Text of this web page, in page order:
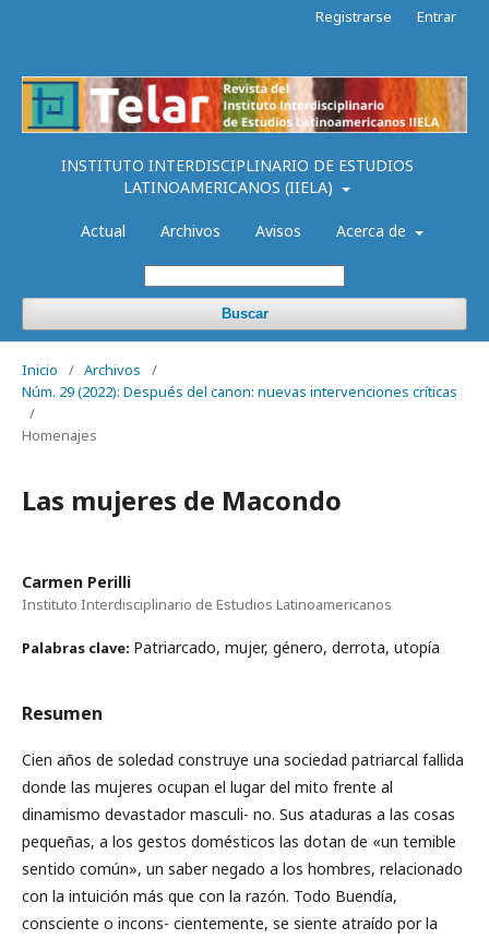
INSTITUTO INTERDISCIPLINARIO DE ESTUDIOS
LATINOAMERICANOS (IIELA)
Actual Archivos Avisos Acerca de
Buscar
Registrarse Entrar
Inicio / Archivos
/
Núm. 29 (2022): Después del canon: nuevas intervenciones críticas
/
Homenajes
Las mujeres de Macondo
Carmen Perilli
Instituto Interdisciplinario de Estudios Latinoamericanos
Palabras clave: Patriarcado, mujer, género, derrota, utopía
Resumen
Cien años de soledad construye una sociedad patriarcal fallida
donde las mujeres ocupan el lugar del mito frente al
dinamismo devastador masculi- no. Sus ataduras a las cosas
pequeñas, a los gestos domésticos las dotan de «un temible
sentido común», un saber negado a los hombres, relacionado
con la intuición más que con la razón. Todo Buendía,
consciente o incons- cientemente, se siente atraído por la